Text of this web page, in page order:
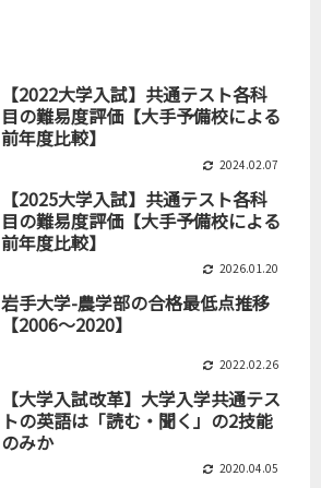
【2022大学入試】共通テスト各科
目の難易度評価【大手予備校による
前年度比較】
2024.02.07
【2025大学入試】共通テスト各科
目の難易度評価【大手予備校による
前年度比較】
2026.01.20
岩手大学-農学部の合格最低点推移
【2006～2020】
2022.02.26
【大学入試改革】大学入学共通テス
トの英語は「読む・聞く」の2技能
のみか
2020.04.05